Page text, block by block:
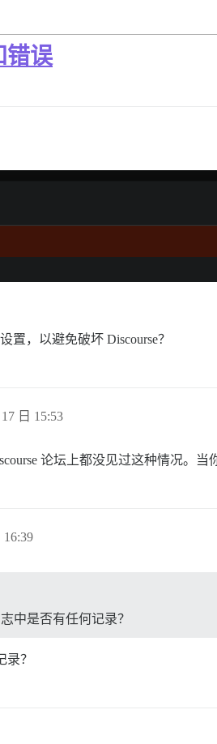
错误
置，以避免破坏 Discourse？
日 15:53
论坛上都没见过这种情况。当
16:39
中是否有任何记录？
？